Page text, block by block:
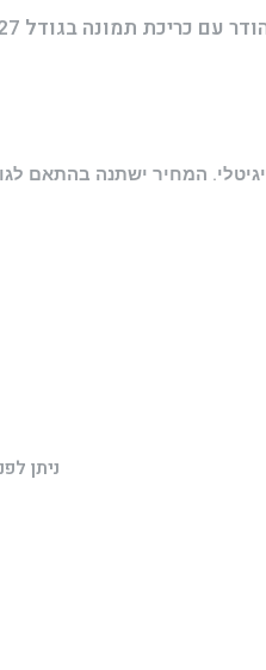
המחיר ישתנה בהתאם
ניתן